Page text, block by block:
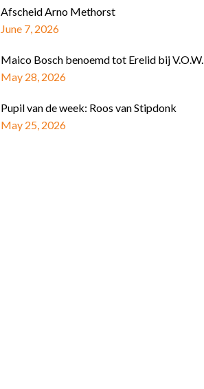
Afscheid Arno Methorst
June 7, 2026
Maico Bosch benoemd tot Erelid bij V.O.W.
May 28, 2026
Pupil van de week: Roos van Stipdonk
May 25, 2026